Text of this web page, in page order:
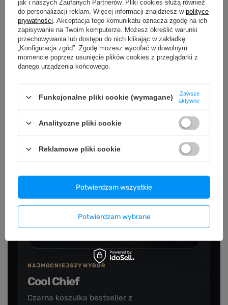
kolorystycznej albo grafika, która przyciąga
detalem, a nie rozmiarem.
Nie ma tu jednej zasady dla wszystkich.
Oryginalność nie zawsze oznacza przesadę.
Czasem najbardziej charakterne ubranie to takie,
które trafia dokładnie w czyjś klimat bez zbędnego
BESTSELLER
NAJMOCNIEJSZY WYBÓR
Cool Chief
Czarna koszulka bestseller z
jak i naszych Zaufanych Partnerów. Pliki cookies służą również
do personalizacji reklam. Więcej informacji znajdziesz w polityce
prywatności . Akceptacja tego komunikatu oznacza zgodę na ich
zapisywanie na Twoim komputerze. Możesz określić warunki
przechowywania lub dostępu do nich klikając w zakładkę
„Konfiguracja zgód”. Zgodę możesz wycofać w dowolnym
momencie poprzez usunięcie plików cookies z przeglądarki z
danego urządzenia końcowego.
Funkcjonalne pliki cookie (wymagane)
Zawsze
aktywne
Analityczne pliki cookie
Reklamowe pliki cookie
Potwierdzam wybrane
Potwierdzam wszystkie